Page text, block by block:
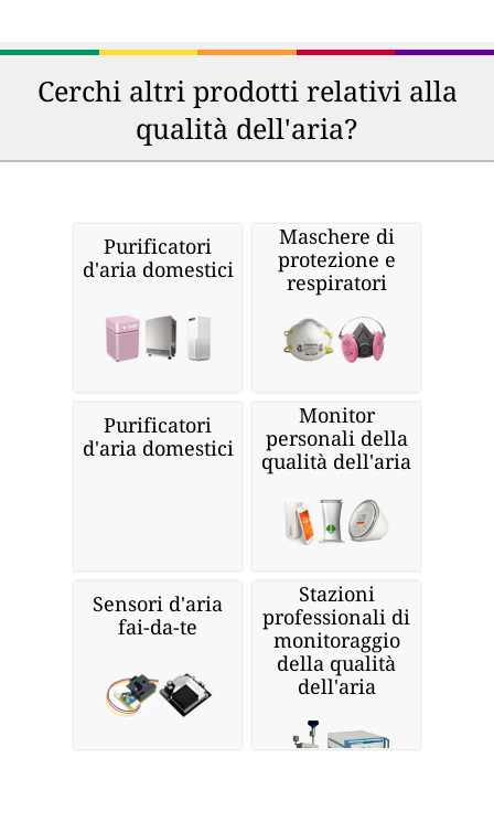
Cerchi altri prodotti relativi alla
qualità dell'aria?
Purificatori
d'aria domestici
Maschere di
protezione e
respiratori
Purificatori
d'aria domestici
Monitor
personali della
qualità dell'aria
Sensori d'aria
fai-da-te
Stazioni
professionali di
monitoraggio
della qualità
dell'aria